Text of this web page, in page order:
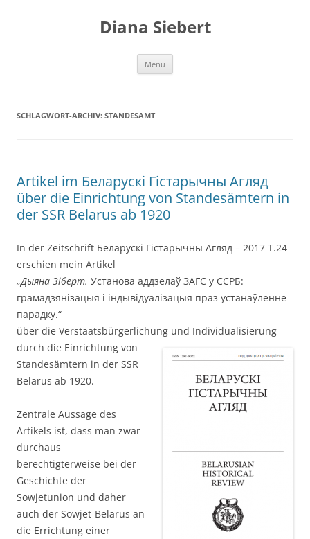
Diana Siebert
Menü
SCHLAGWORT-ARCHIV: STANDESAMT
Artikel im Беларускі Гістарычны Агляд
über die Einrichtung von Standesämtern in
der SSR Belarus ab 1920
In der Zeitschrift Беларускі Гістарычны Агляд – 2017 Т.24
erschien mein Artikel
„Дыяна Зіберт. Установа аддзелаў ЗАГС у ССРБ:
грамадзянізацыя і індывідуалізацыя праз устанаўленне
парадку.“
über die Verstaatsbürgerlichung und Individualisierung
durch die Einrichtung von
Standesämtern in der SSR
Belarus ab 1920.
Zentrale Aussage des
Artikels ist, dass man zwar
durchaus
berechtigterweise bei der
Geschichte der
Sowjetunion und daher
auch der Sowjet-Belarus an
die Errichtung einer